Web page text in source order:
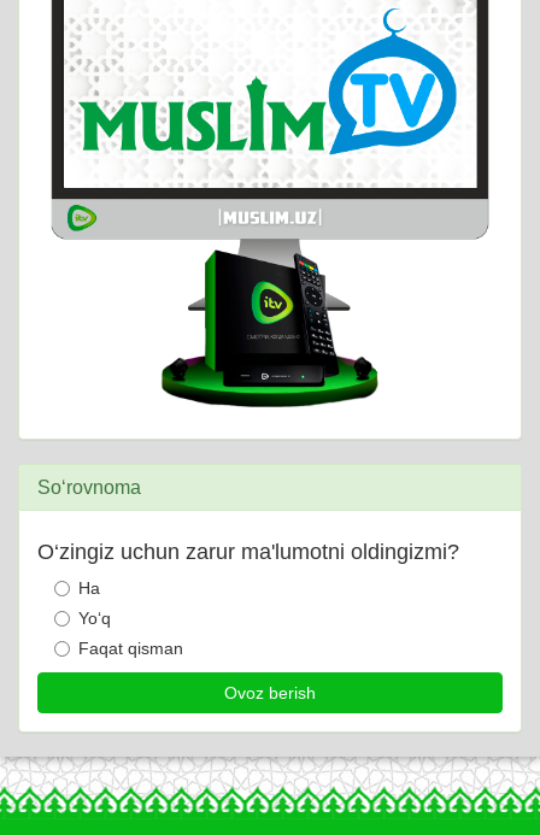
So‘rovnoma
O‘zingiz uchun zarur ma'lumotni oldingizmi?
Ha
Yo‘q
Faqat qisman